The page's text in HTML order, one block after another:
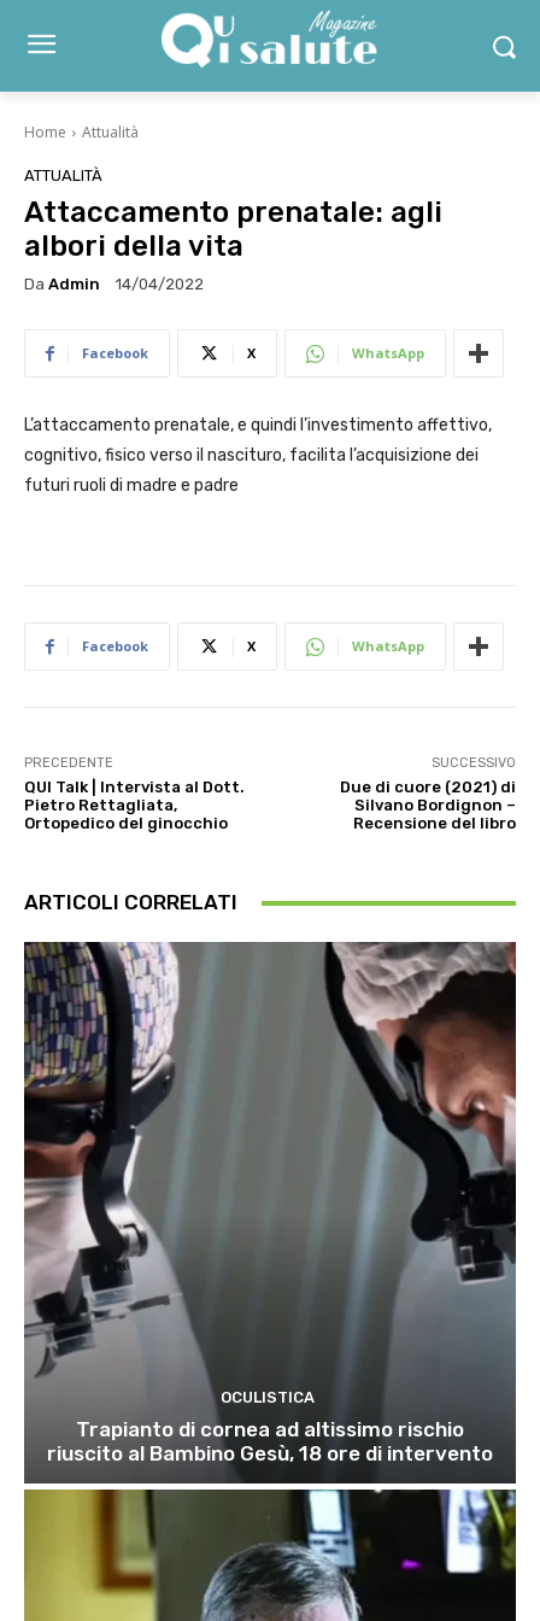
Home Attualità
ATTUALITÀ
Attaccamento prenatale: agli
albori della vita
Da Admin 14/04/2022
Facebook X WhatsApp
L’attaccamento prenatale, e quindi l’investimento affettivo,
cognitivo, fisico verso il nascituro, facilita l’acquisizione dei
futuri ruoli di madre e padre
Facebook X WhatsApp
PRECEDENTE
QUI Talk | Intervista al Dott.
Pietro Rettagliata,
Ortopedico del ginocchio
SUCCESSIVO
Due di cuore (2021) di
Silvano Bordignon –
Recensione del libro
ARTICOLI CORRELATI
OCULISTICA
Trapianto di cornea ad altissimo rischio
riuscito al Bambino Gesù, 18 ore di intervento